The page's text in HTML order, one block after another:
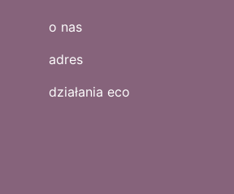
o nas
adres
działania eco